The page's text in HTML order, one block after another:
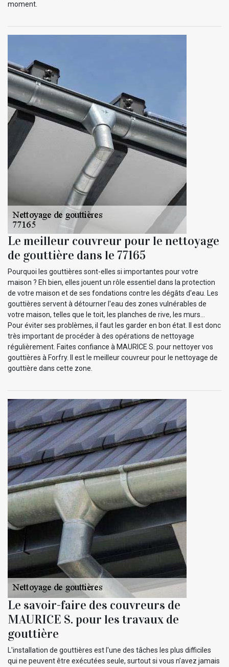
moment.
Le meilleur couvreur pour le nettoyage
de gouttière dans le 77165
Pourquoi les gouttières sont-elles si importantes pour votre
maison ? Eh bien, elles jouent un rôle essentiel dans la protection
de votre maison et de ses fondations contre les dégâts d'eau. Les
gouttières servent à détourner l'eau des zones vulnérables de
votre maison, telles que le toit, les planches de rive, les murs…
Pour éviter ses problèmes, il faut les garder en bon état. Il est donc
très important de procéder à des opérations de nettoyage
régulièrement. Faites confiance à MAURICE S. pour nettoyer vos
gouttières à Forfry. Il est le meilleur couvreur pour le nettoyage de
gouttière dans cette zone.
Le savoir-faire des couvreurs de
MAURICE S. pour les travaux de
gouttière
L'installation de gouttières est l'une des tâches les plus difficiles
qui ne peuvent être exécutées seule, surtout si vous n’avez jamais